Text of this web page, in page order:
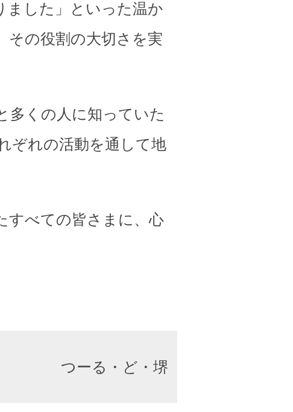
ました」といった温か
その役割の大切さを実
多くの人に知っていた
ぞれの活動を通して地
すべての皆さまに、心
つーる・ど・堺